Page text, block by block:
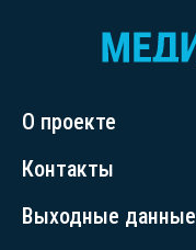
О проекте
Контакты
Выходные данные